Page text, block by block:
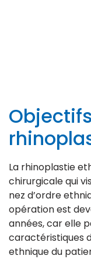
La rhinoplastie
chirurgicale qui
nez d’ordre
opération est
années, car elle
caractéristiques
ethnique du